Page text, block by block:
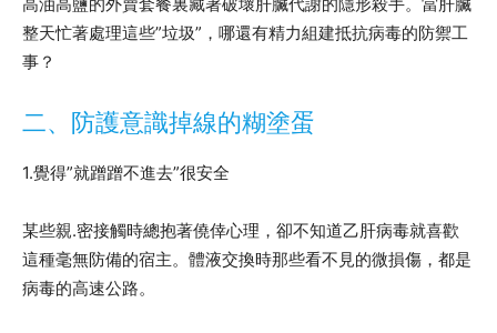
高油高鹽的外賣套餐裏藏著破壞肝臟代謝的隱形殺手。當肝臟
整天忙著處理這些”垃圾”，哪還有精力組建抵抗病毒的防禦工
事？
二、防護意識掉線的糊塗蛋
1.覺得”就蹭蹭不進去”很安全
某些親.密接觸時總抱著僥倖心理，卻不知道乙肝病毒就喜歡
這種毫無防備的宿主。體液交換時那些看不見的微損傷，都是
病毒的高速公路。